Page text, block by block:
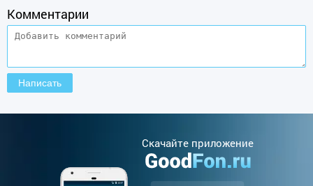
Комментарии
Cкачайте приложение